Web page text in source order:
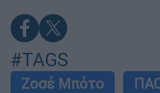
#TAGS
Ζοσέ Μπότο